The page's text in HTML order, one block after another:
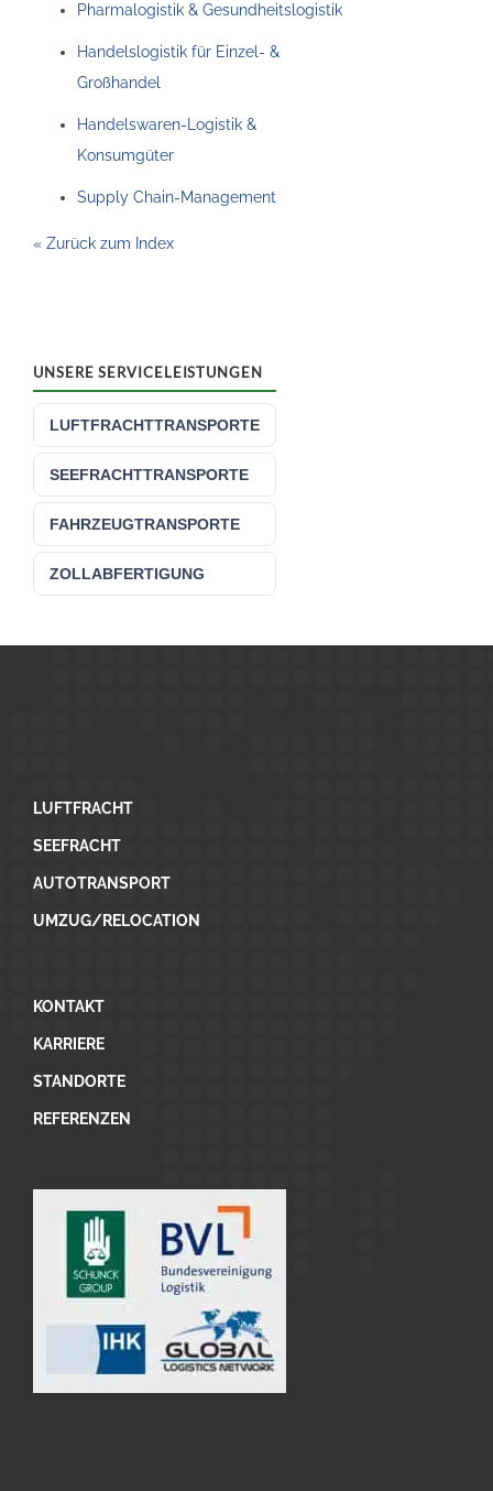
Pharmalogistik & Gesundheitslogistik
Handelslogistik für Einzel- &
Großhandel
Handelswaren-Logistik &
Konsumgüter
Supply Chain-Management
« Zurück zum Index
UNSERE SERVICELEISTUNGEN
LUFTFRACHTTRANSPORTE
SEEFRACHTTRANSPORTE
FAHRZEUGTRANSPORTE
ZOLLABFERTIGUNG
LUFTFRACHT
SEEFRACHT
AUTOTRANSPORT
UMZUG/RELOCATION
KONTAKT
KARRIERE
STANDORTE
REFERENZEN